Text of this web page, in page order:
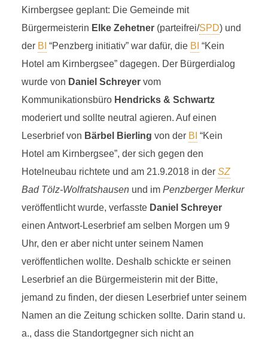
Kirnbergsee geplant: Die Gemeinde mit
Bürgermeisterin Elke Zehetner(parteifrei/SPD) und
der BI “Penzberg initiativ” war dafür, die BI “Kein
Hotel am Kirnbergsee” dagegen. Der Bürgerdialog
wurde von Daniel Schreyervom
Kommunikationsbüro Hendricks & Schwartz
moderiert und sollte neutral agieren. Auf einen
Leserbrief von Bärbel Bierling von der BI “Kein
Hotel am Kirnbergsee”, der sich gegen den
Hotelneubau richtete und am 21.9.2018 in der SZ
Bad Tölz-Wolfratshausenund im Penzberger Merkur
veröffentlicht wurde, verfasste Daniel Schreyer
einen Antwort-Leserbrief am selben Morgen um 9
Uhr, den er aber nicht unter seinem Namen
veröffentlichen wollte. Deshalb schickte er seinen
Leserbrief an die Bürgermeisterin mit der Bitte,
jemand zu finden, der diesen Leserbrief unter seinem
Namen an die Zeitung schicken sollte. Darin stand u.
a., dass die Standortgegner sich nicht an